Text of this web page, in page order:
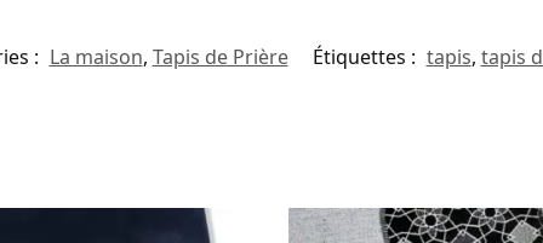
: La maison, Tapis de Prière Étiquettes : tapis, tapis